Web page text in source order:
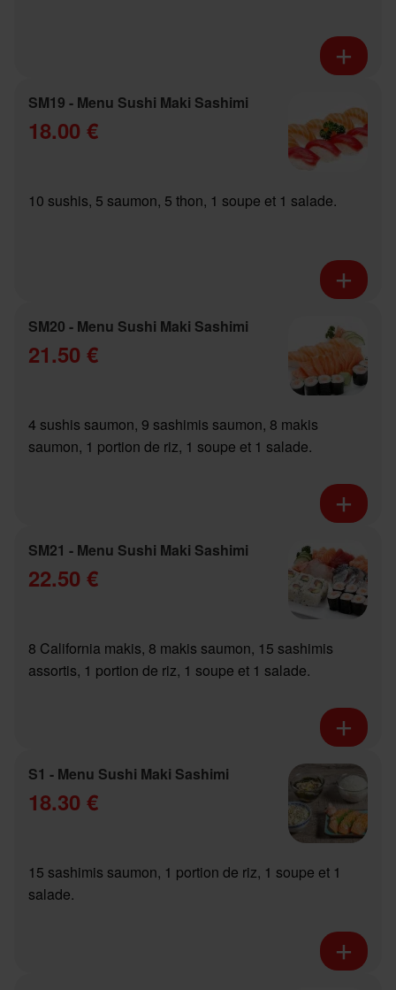
SM19 - Menu Sushi Maki Sashimi
18.00 €
10 sushis, 5 saumon, 5 thon, 1 soupe et 1 salade.
SM20 - Menu Sushi Maki Sashimi
21.50 €
4 sushis saumon, 9 sashimis saumon, 8 makis
saumon, 1 portion de riz, 1 soupe et 1 salade.
SM21 - Menu Sushi Maki Sashimi
22.50 €
8 California makis, 8 makis saumon, 15 sashimis
assortis, 1 portion de riz, 1 soupe et 1 salade.
S1 - Menu Sushi Maki Sashimi
18.30 €
15 sashimis saumon, 1 portion de riz, 1 soupe et 1
salade.